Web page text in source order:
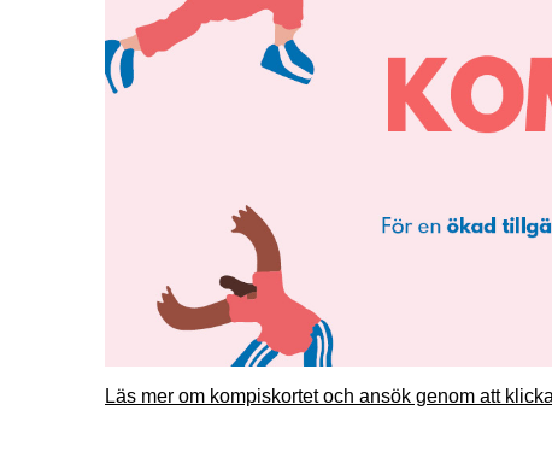
Läs mer om kompiskortet och ansök genom att